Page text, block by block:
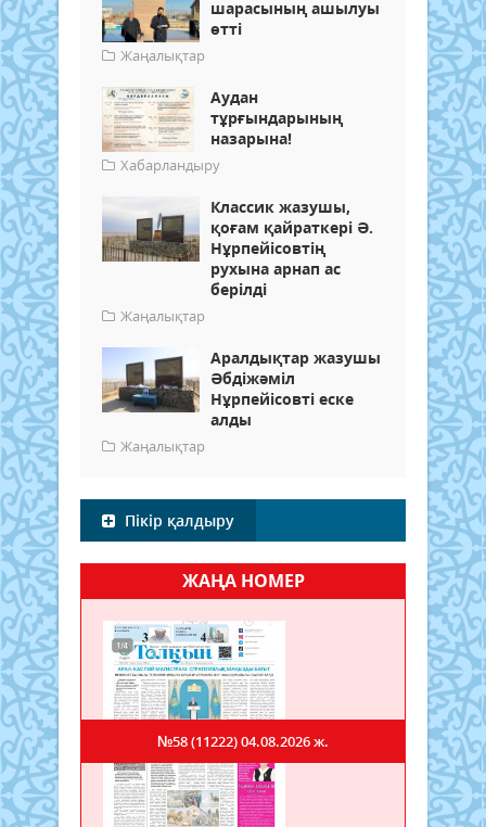
шарасының ашылуы
өтті
Жаңалықтар
Аудан
тұрғындарының
назарына!
Хабарландыру
Классик жазушы,
қоғам қайраткері Ә.
Нұрпейісовтің
рухына арнап ас
берілді
Жаңалықтар
Аралдықтар жазушы
Әбдіжәміл
Нұрпейісовті еске
алды
Жаңалықтар
Пікір қалдыру
ЖАҢА НОМЕР
№58 (11222)04.08.2026 ж.